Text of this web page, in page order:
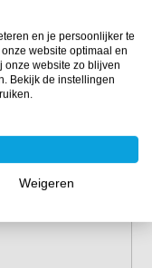
en je persoonlijker te
website optimaal en
onze website zo blijven
Bekijk de instellingen
Weigeren